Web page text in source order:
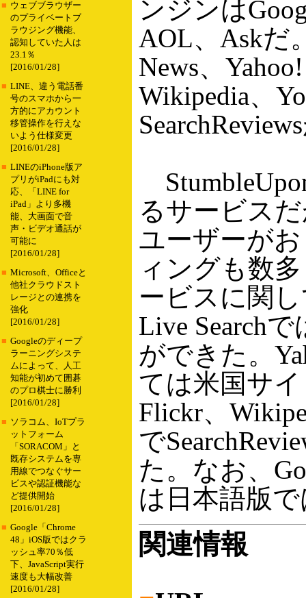
■ ウェブブラウザー
のプライベートブ
ラウジング機能、
認知していた人は
23.1％
[2016/01/28]
■ LINE、違う電話番
号のスマホから一
方的にアカウント
移管操作を行えな
いよう仕様変更
[2016/01/28]
■ LINEのiPhone版ア
プリがiPadにも対
応、「LINE for
iPad」より多機
能、大画面で音
声・ビデオ通話が
可能に
[2016/01/28]
■ Microsoft、Officeと
他社クラウドスト
レージとの連携を
強化
[2016/01/28]
■ Googleのディープ
ラーニングシステ
ムによって、人工
知能が初めて囲碁
のプロ棋士に勝利
[2016/01/28]
■ ソラコム、IoTプラ
ットフォーム
「SORACOM」と
既存システムを専
用線でつなぐサー
ビスや認証機能な
ど提供開始
[2016/01/28]
■ Google「Chrome
48」iOS版ではクラ
ッシュ率70％低
下、JavaScript実行
速度も大幅改善
[2016/01/28]
ンジンは
AOL、Askだ
News、
Wikipedia、
るサービス
ユーザーが
ィングも数多
ービスに関
Live Search
ができた。
ては米国サ
Flickr、
で
た。なお、
は日本語版
関連情報